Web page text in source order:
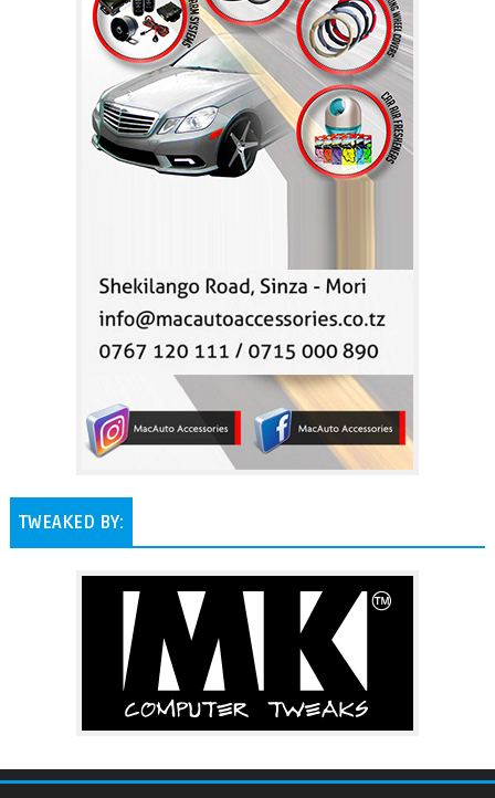
TWEAKED BY: